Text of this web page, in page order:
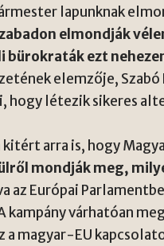
lapunknak
elmondják
bürokraták ezt
elemzője,
létezik sikeres
arra is, hogy
mondják meg,
az Európai
várhatóan
magyar-EU